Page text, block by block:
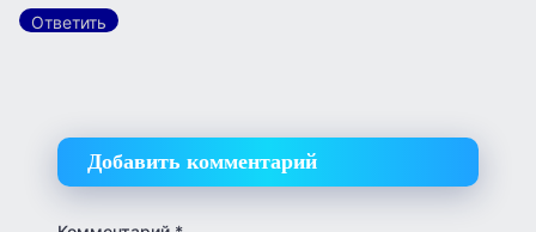
Ответить
Добавить комментарий